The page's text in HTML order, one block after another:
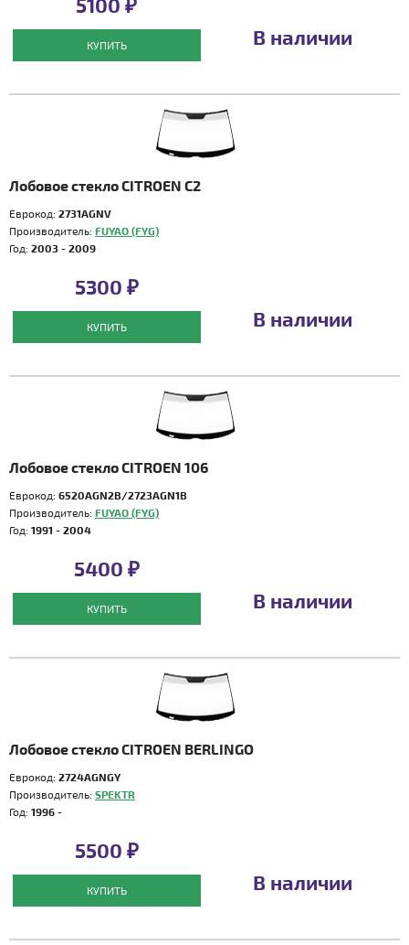
КУПИТЬ В наличии
Лобовое стекло CITROEN C2
Еврокод: 2731AGNV
Производитель: FUYAO (FYG)
Год: 2003 - 2009
5300 ₽
КУПИТЬ В наличии
Лобовое стекло CITROEN 106
Еврокод: 6520AGN2B/2723AGN1B
Производитель: FUYAO (FYG)
Год: 1991 - 2004
5400 ₽
КУПИТЬ В наличии
Лобовое стекло CITROEN BERLINGO
Еврокод: 2724AGNGY
Производитель: SPEKTR
Год: 1996 -
5500 ₽
КУПИТЬ В наличии